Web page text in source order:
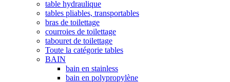
table hydraulique
tables pliables, transportables
bras de toilettage
courroies de toilettage
tabouret de toilettage
Toute la catégorie tables
BAIN
bain en stainless
bain en polypropylène